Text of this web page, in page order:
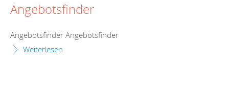
Angebotsfinder
Angebotsfinder Angebotsfinder
Weiterlesen